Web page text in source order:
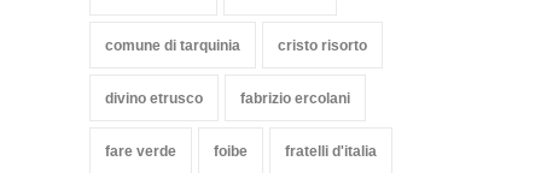
comune di tarquinia cristo risorto
divino etrusco fabrizio ercolani
fare verde foibe fratelli d'italia